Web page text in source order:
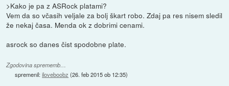
>Kako je pa z ASRock platami?
Vem da so včasih veljale za bolj škart robo. Zdaj pa res nisem sledil
že nekaj časa. Menda ok z dobrimi cenami.
asrock so danes čist spodobne plate.
Zgodovina sprememb…
spremenil:iloveboobz (26. feb 2015 ob 12:35)